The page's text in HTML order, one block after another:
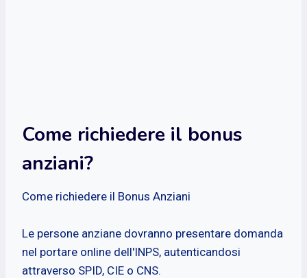
Come richiedere il bonus
anziani?
Come richiedere il Bonus Anziani
Le persone anziane dovranno presentare domanda
nel portare online dell'INPS, autenticandosi
attraverso SPID, CIE o CNS.